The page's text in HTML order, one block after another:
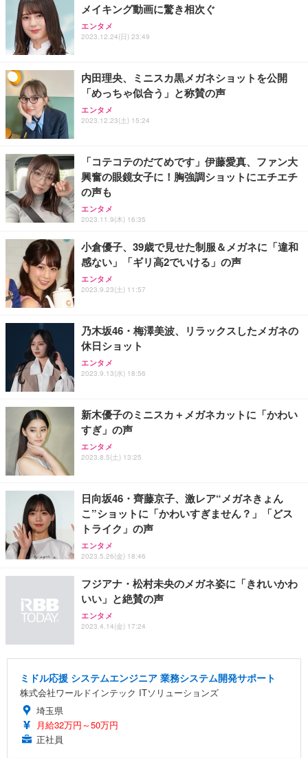
Sezlife オフィスチェア デスクチェア 疲れない テレ
ワーク チェア 強化バックレスト 30度ロッキング機
能 人間工学 椅子 腰サポート 90度跳ね上げ式アーム
務用 おしゃれ パソコンチェア (ブラック)
Sezlife オフィスチェア デスクチェア 疲れない テレ
ワーク チェア 強化バックレスト 30度ロッキング機
能 人間工学 椅子 腰サポート 90度跳ね上げ式アーム
務用 おしゃれ パソコンチェア (ホワイト)
ANDWINT オフィスチェア デスクチェア 肘なし メ
ッシュ 通気性 ランバーサポート付き 腰サポート ガ
ス圧無段階昇降 360度回転 キャスター付き コンパク
ト 幅52×奥行58.5×高さ84～96cm テレワーク 在宅
￥4,139
【純正品】27"ゲーミングモニター DualSense 充電
フック付き（CFI-ZDM1J）
【整備済み品】Dell E2724HS 27インチ 液晶モニタ
ー フルHD（1920×1080）VA 非光沢 HDMI/DisplayP
ort/VGA スピーカー内蔵 高さ調整 スイベル VESA対
【MiniLED/24.5inch/280Hz/FHD】GRAPHT THE S
HOOTER Gaming Monitor 24” Essential ゲーミン
グモニター QD 24.5インチ 1ms FHD 量子ドット 残
像低減 (3年保証 | 輝点保証 | 日本メーカー)
￥34,980
ネオ・ルーライフ ネオ・オムツ L 中型犬用 26枚入
り 単品
Smart Basic(スマートベーシック) 【Amazon.co.jp
限定】 Smart Basic アイリスオーヤマ ペットシーツ
超厚型 お徳用 ワイド 100枚入 (x 1) (ケース販売)
アイリスオーヤマ ペットシーツ 超厚型 お徳用 レギ
ュラー 200枚入【Amazon.co.jp限定】
￥3,731
メイキング動画に驚き相次ぐ
エンタメ
2023.12.24(日) 23:49
内田理央、ミニスカ黒メガネショットを公開
「めっちゃ似合う」と称賛の声
エンタメ
2023.12.23(土) 15:24
「コテコテのだてめです」伊藤愛真、ファン大
興奮の眼鏡女子に！胸強調ショットにエチエチ
の声も
エンタメ
2023.11.9(木) 16:35
小倉優子、39歳で見せた制服＆メガネに「違和
感ない」「ギリ高2でいける」の声
エンタメ
2023.9.23(土) 11:57
乃木坂46・梅澤美波、リラックスしたメガネの
休日ショット
エンタメ
2023.9.13(水) 18:56
新木優子のミニスカ＋メガネカットに「かわい
すぎ」の声
エンタメ
2023.8.5(土) 13:25
日向坂46・齊藤京子、激レア“メガネきょん
こ”ショットに「かわいすぎません？」「どス
トライク」の声
エンタメ
2023.5.26(金) 18:46
フジアナ・松村未央のメガネ姿に「きれいかわ
いい」と絶賛の声
エンタメ
2023.4.14(金) 17:24
ミドル応援 システムエンジニア 業務システム開発サポート
株式会社ワールドインテック ITソリューションズ
埼玉県
月給32万円～50万円
正社員